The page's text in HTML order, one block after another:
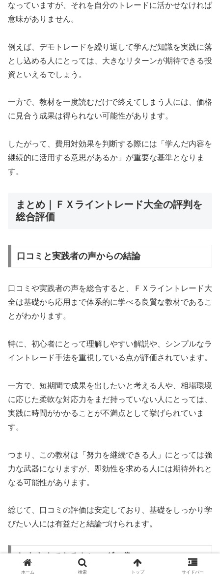
なっていますが、それを自分のトレードに活かせなければ
意味がありません。
例えば、デモトレードを繰り返して学んだ知識を実践に落
とし込める人にとっては、大きなリターンが期待できる投
資といえるでしょう。
一方で、教材を一度読むだけで終えてしまう人には、価格
に見合う成果は得られない可能性があります。
したがって、費用対効果を判断する際には「学んだ内容を
継続的に活用する意思があるか」が重要な基準となりま
す。
まとめ｜ＦＸライントレード大全の評判を
総合評価
口コミと実践者の声からの結論
口コミや実践者の声を総合すると、ＦＸライントレード大
全は基礎から応用まで体系的に学べる良質な教材であるこ
とがわかります。
特に、初心者にとって理解しやすい解説や、シンプルなラ
イントレード手法を重視している点が評価されています。
一方で、短期間で成果を出したいと考える人や、相場環境
に応じた柔軟な対応力をまだ持っていない人にとっては、
実践に時間がかかることが不満点として挙げられていま
す。
つまり、この教材は「努力を継続できる人」にとっては強
力な武器になりますが、即効性を求める人には期待外れと
なる可能性があります。
総じて、口コミの評価は安定しており、基礎をしっかり学
びたい人には有益だと結論づけられます。
おすすめできるトレーダー像
ホーム 検索 トップ サイドバー